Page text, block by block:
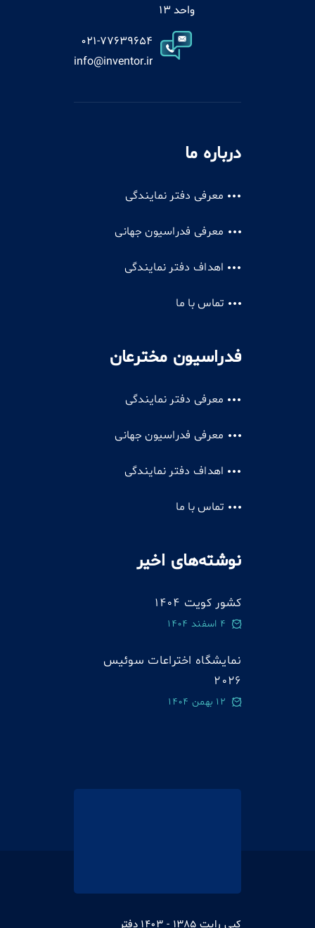
واحد 13
021-77639654
info@inventor.ir
درباره ما
معرفی دفتر نمایندگی
معرفی فدراسیون جهانی
اهداف دفتر نمایندگی
تماس با ما
فدراسیون مخترعان
معرفی دفتر نمایندگی
معرفی فدراسیون جهانی
اهداف دفتر نمایندگی
تماس با ما
نوشته‌های اخیر
کشور کویت 1404
4 اسفند 1404
نمایشگاه اختراعات سوئيس
2026
12 بهمن 1404